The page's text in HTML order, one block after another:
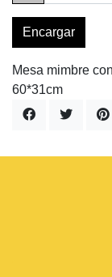
Encargar
Mesa mimbre
60*31cm